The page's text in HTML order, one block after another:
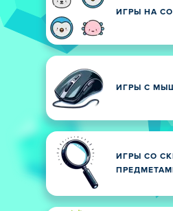
ИГРЫ НА
ИГРЫ С
ИГРЫ СО